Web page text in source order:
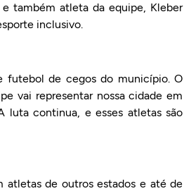
também atleta da equipe, Kleber
inclusivo.
futebol de cegos do município. O
vai representar nossa cidade em
luta continua, e esses atletas são
de outros estados e até de